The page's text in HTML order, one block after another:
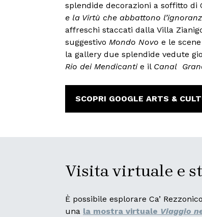
splendide decorazioni a soffitto di
e la Virtù che abbattono
affreschi staccati dalla Villa
suggestivo Mondo Novo e le
la gallery due splendide vedute
Rio dei Mendicantie il Canal
SCOPRI GOOGLE ARTS &
Visita virtuale e
È possibile esplorare Ca’
una la mostra virtuale Viaggio